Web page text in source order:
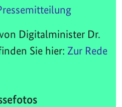
Digitalminister Dr.
Sie hier: Zur Rede